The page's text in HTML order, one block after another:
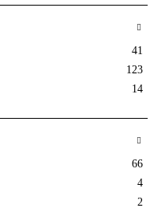
41
123
14
66
4
2